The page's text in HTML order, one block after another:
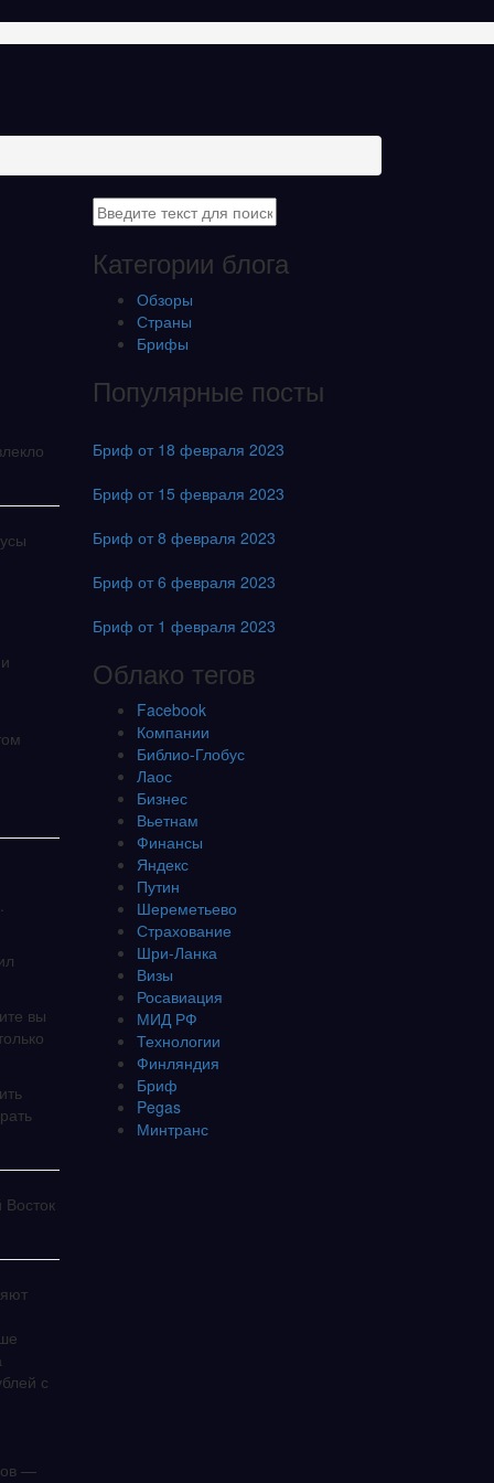
вы
с
—
Категории блога
Обзоры
Страны
Брифы
Популярные посты
Бриф от 18 февраля 2023
Бриф от 15 февраля 2023
Бриф от 8 февраля 2023
Бриф от 6 февраля 2023
Бриф от 1 февраля 2023
Облако тегов
Facebook
Компании
Библио-Глобус
Лаос
Бизнес
Вьетнам
Финансы
Яндекс
Путин
Шереметьево
Страхование
Шри-Ланка
Визы
Росавиация
МИД РФ
Технологии
Финляндия
Бриф
Pegas
Минтранс